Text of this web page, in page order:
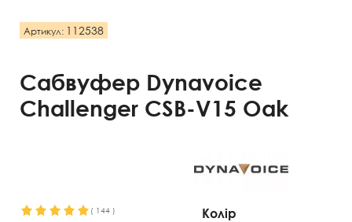
Артикул: 112538
Сабвуфер Dynavoice
Challenger CSB-V15 Oak
( 144 ) Колір